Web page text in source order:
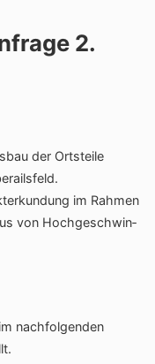
2.
der Orts­teile
im Rahmen
von Hoch­ge­schwin­
nach­fol­genden